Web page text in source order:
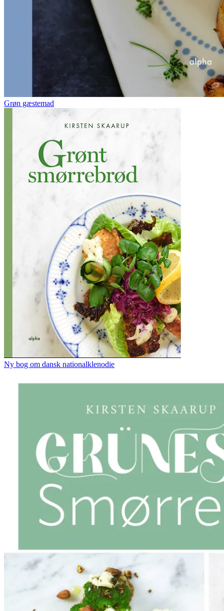
Grøn gæstemad
Ny bog om dansk nationalklenodie